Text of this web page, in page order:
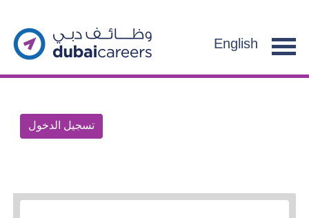
English
تسجيل الدخول